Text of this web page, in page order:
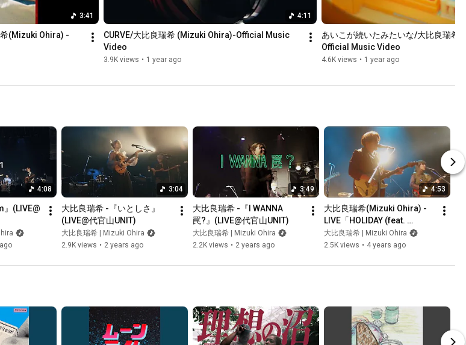
How are you feeling? How are you
く　私の話
How are you feeling? How are you
を見失って
How are you feeling? How are you
が答えね
ー　使い切って　私になる
How are you feeling? How are you
く　私の話
How are you feeling? How are you
を見失って
How are you feeling? How are you
まが答えね
私のもの
＝＝＝＝＝＝＝＝＝＝＝＝＝＝＝＝＝＝＝＝
＝＝＝＝＝＝＝＝＝＝＝＝＝＝＝＝＝＝
3:41
(Mizuki Ohira) -
4:11
CURVE/大比良瑞希 (Mizuki Ohira)-Official Music
Video
3.9K views • 1 year ago
あいこが続いたみたいな/大比良瑞希
Official Music Video
4.6K views • 1 year ago
4:08
(LIVE@
3:04
大比良瑞希 -『いとしさ』
(LIVE@代官山UNIT)
大比良瑞希 | Mizuki Ohira
2.9K views • 2 years ago
3:49
大比良瑞希 -『I WANNA
罠?』(LIVE@代官山UNIT)
大比良瑞希 | Mizuki Ohira
2.2K views • 2 years ago
4:53
大比良瑞希(Mizuki Ohira) -
LIVE「HOLIDAY (feat.
Michael Kaneko)」@WWW
Shibuya 2022.03.24
大比良瑞希 | Mizuki Ohira
2.5K views • 4 years ago